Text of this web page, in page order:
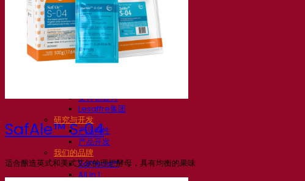
我们的公司
关于我们
发酵专家
支持创造力
Lesaffre集团
研究与开发
产品特性
产品开发
我们的品牌
SafYeast™
All In 1
SafAle™ S‑04
适合酿造英式和美式艾尔的理想酵母，具有均衡的果味